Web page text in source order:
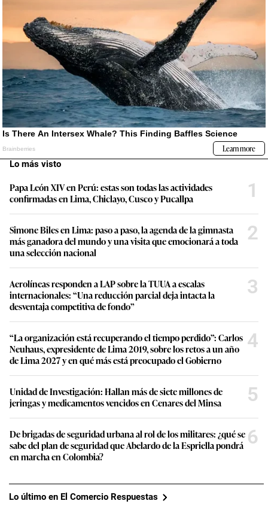
Lo más visto
Papa León XIV en Perú: estas son todas las actividades
confirmadas en Lima, Chiclayo, Cusco y Pucallpa
1
Simone Biles en Lima: paso a paso, la agenda de la gimnasta
más ganadora del mundo y una visita que emocionará a toda
una selección nacional
2
Aerolíneas responden a LAP sobre la TUUA a escalas
internacionales: “Una reducción parcial deja intacta la
desventaja competitiva de fondo”
3
“La organización está recuperando el tiempo perdido”: Carlos
Neuhaus, expresidente de Lima 2019, sobre los retos a un año
de Lima 2027 y en qué más está preocupado el Gobierno
4
Unidad de Investigación: Hallan más de siete millones de
jeringas y medicamentos vencidos en Cenares del Minsa
5
De brigadas de seguridad urbana al rol de los militares: ¿qué se
sabe del plan de seguridad que Abelardo de la Espriella pondrá
en marcha en Colombia?
6
Lo último en El Comercio Respuestas